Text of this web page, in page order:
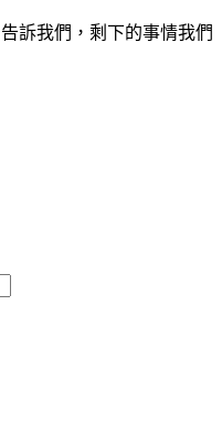
訴我們，剩下的事情我們